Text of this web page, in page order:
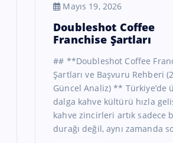
Mayıs 19, 2026
Doubleshot Coffee
Franchise Şartları
## **Doubleshot Coffee
Şartları ve Başvuru Rehberi
Güncel Analiz) ** Türkiye’de
dalga kahve kültürü hızla
kahve zincirleri artık sadece
durağı değil, aynı zamanda